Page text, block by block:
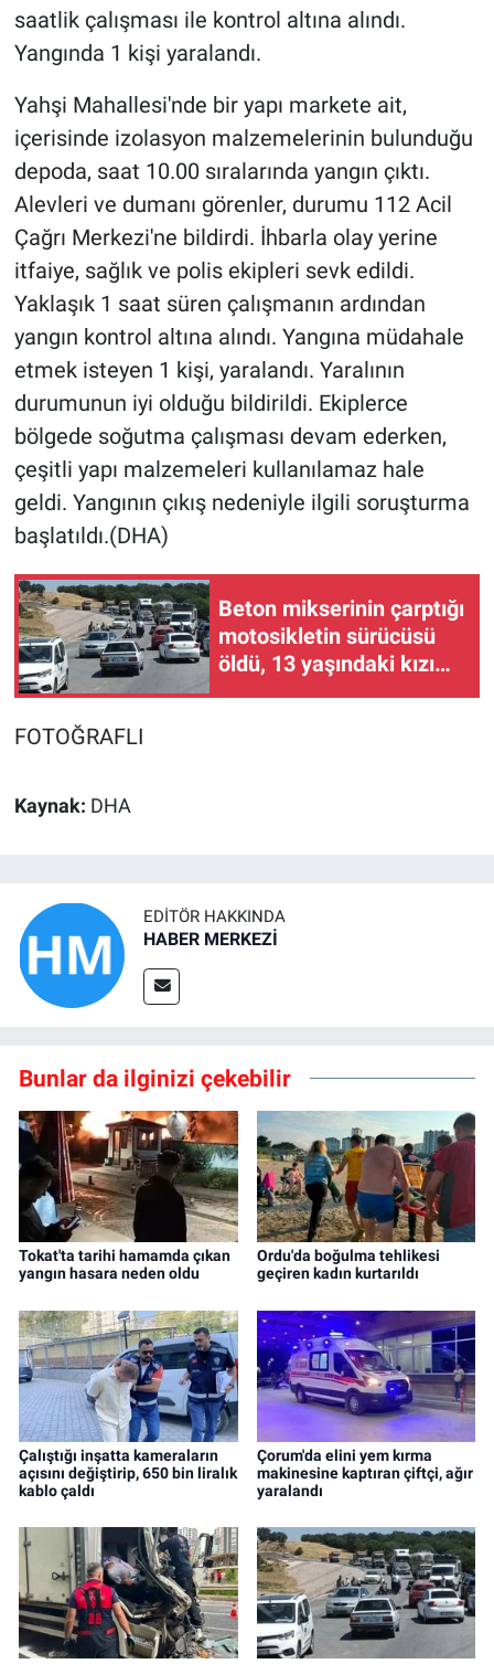
saatlik çalışması ile kontrol altına alındı.
Yangında 1 kişi yaralandı.
Yahşi Mahallesi'nde bir yapı markete ait,
içerisinde izolasyon malzemelerinin bulunduğu
depoda, saat 10.00 sıralarında yangın çıktı.
Alevleri ve dumanı görenler, durumu 112 Acil
Çağrı Merkezi'ne bildirdi. İhbarla olay yerine
itfaiye, sağlık ve polis ekipleri sevk edildi.
Yaklaşık 1 saat süren çalışmanın ardından
yangın kontrol altına alındı. Yangına müdahale
etmek isteyen 1 kişi, yaralandı. Yaralının
durumunun iyi olduğu bildirildi. Ekiplerce
bölgede soğutma çalışması devam ederken,
çeşitli yapı malzemeleri kullanılamaz hale
geldi. Yangının çıkış nedeniyle ilgili soruşturma
başlatıldı.(DHA)
Beton mikserinin çarptığı
motosikletin sürücüsü
öldü, 13 yaşındaki kızı
ağır yaralandı
FOTOĞRAFLI
Kaynak: DHA
EDITÖR HAKKINDA
HABER MERKEZİ
Bunlar da ilginizi çekebilir
Tokat'ta tarihi hamamda çıkan
yangın hasara neden oldu
Ordu'da boğulma tehlikesi
geçiren kadın kurtarıldı
Çalıştığı inşatta kameraların
açısını değiştirip, 650 bin liralık
kablo çaldı
Çorum'da elini yem kırma
makinesine kaptıran çiftçi, ağır
yaralandı